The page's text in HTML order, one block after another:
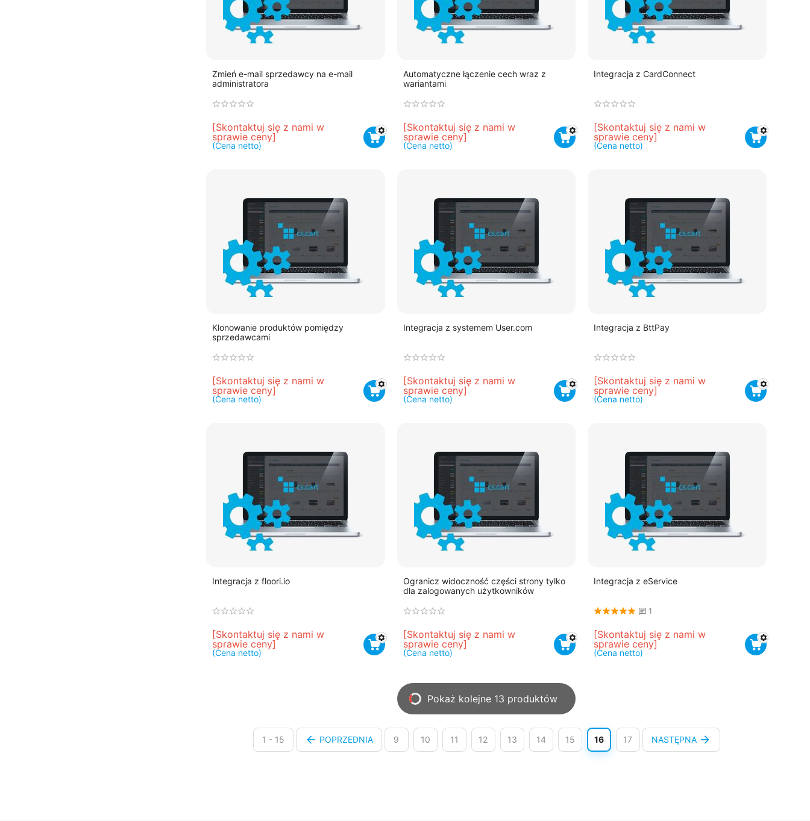
Zmień e-mail sprzedawcy na e-mail
administratora
[Skontaktuj się z nami w
sprawie ceny]
(Cena netto)
Automatyczne łączenie cech wraz z
wariantami
[Skontaktuj się z nami w
sprawie ceny]
(Cena netto)
Integracja z CardConnect
[Skontaktuj się z nami w
sprawie ceny]
(Cena netto)
Klonowanie produktów pomiędzy
sprzedawcami
[Skontaktuj się z nami w
sprawie ceny]
(Cena netto)
Integracja z systemem User.com
[Skontaktuj się z nami w
sprawie ceny]
(Cena netto)
Integracja z BttPay
[Skontaktuj się z nami w
sprawie ceny]
(Cena netto)
Integracja z floori.io
[Skontaktuj się z nami w
sprawie ceny]
(Cena netto)
Ogranicz widoczność części strony tylko
dla zalogowanych użytkowników
[Skontaktuj się z nami w
sprawie ceny]
(Cena netto)
Integracja z eService
1
[Skontaktuj się z nami w
sprawie ceny]
(Cena netto)
Pokaż kolejne 13 produktów
1 - 15 POPRZEDNIA 9 10 11 12 13 14 15 16 17 NASTĘPNA